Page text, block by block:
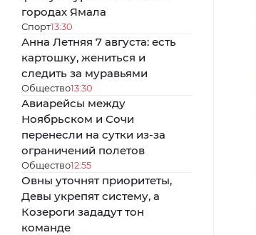
городах Ямала
Спорт13:30
Анна Летняя 7 августа: есть
картошку, жениться и
следить за муравьями
Общество13:30
Авиарейсы между
Ноябрьском и Сочи
перенесли на сутки из-за
ограничений полетов
Общество12:55
Овны уточнят приоритеты,
Девы укрепят систему, а
Козероги зададут тон
команде